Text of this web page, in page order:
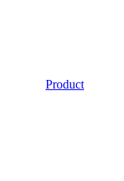
Product